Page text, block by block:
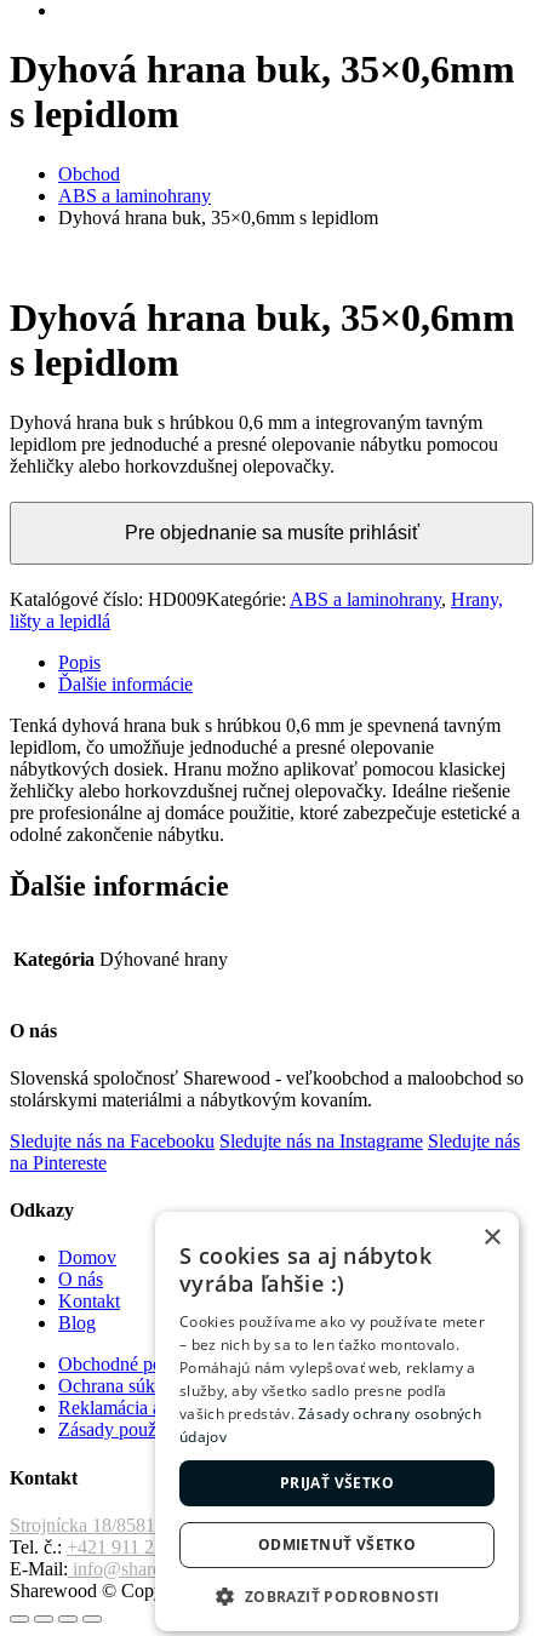
Dyhová hrana buk, 35×0,6mm
s lepidlom
Obchod
ABS a laminohrany
Dyhová hrana buk, 35×0,6mm s lepidlom
Dyhová hrana buk, 35×0,6mm
s lepidlom
Dyhová hrana buk s hrúbkou 0,6 mm a integrovaným tavným
lepidlom pre jednoduché a presné olepovanie nábytku pomocou
žehličky alebo horkovzdušnej olepovačky.
Pre objednanie sa musíte prihlásiť
Katalógové číslo: HD009Kategórie: ABS a laminohrany, Hrany,
lišty a lepidlá
Popis
Ďalšie informácie
Tenká dyhová hrana buk s hrúbkou 0,6 mm je spevnená tavným
lepidlom, čo umožňuje jednoduché a presné olepovanie
nábytkových dosiek. Hranu možno aplikovať pomocou klasickej
žehličky alebo horkovzdušnej ručnej olepovačky. Ideálne riešenie
pre profesionálne aj domáce použitie, ktoré zabezpečuje estetické a
odolné zakončenie nábytku.
Ďalšie informácie
Kategória Dýhované hrany
O nás
Slovenská spoločnosť Sharewood - veľkoobchod a maloobchod so
stolárskymi materiálmi a nábytkovým kovaním.
Sledujte nás na Facebooku Sledujte nás na Instagrame Sledujte nás
na Pintereste
Odkazy
Domov
O nás
Kontakt
Blog
Obchodné podmienky
Ochrana súkromia
Reklamácia a vrátenie tovaru
Zásady používania súborov cookie
Kontakt
Strojnícka 18/8581 Prešov, 080 01
Tel. č.: +421 911 221 411
E-Mail: info@sharewood.com
Sharewood © Copyright 2026. All Rights Reserved.
×
S cookies sa aj nábytok
vyrába ľahšie :)
Cookies používame ako vy používate meter
– bez nich by sa to len ťažko montovalo.
Pomáhajú nám vylepšovať web, reklamy a
služby, aby všetko sadlo presne podľa
vašich predstáv.Zásady ochrany osobných
údajov
PRIJAŤ VŠETKO
ODMIETNUŤ VŠETKO
ZOBRAZIŤ PODROBNOSTI